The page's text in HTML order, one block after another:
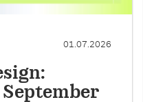
01.07.2026